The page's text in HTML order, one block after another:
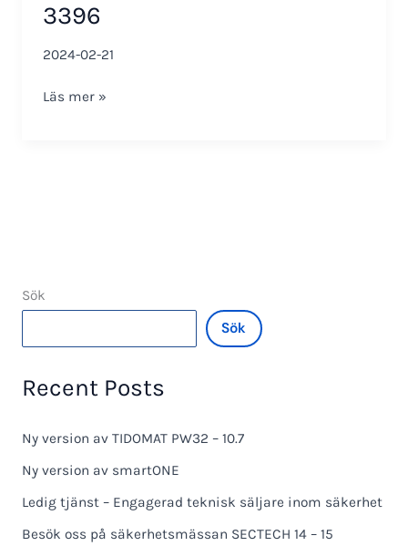
3396
2024-02-21
Installationsanvisning
Läs mer »
Sök
Sök
Recent Posts
Ny version av TIDOMAT PW32 – 10.7
Ny version av smartONE
Ledig tjänst – Engagerad teknisk säljare inom säkerhet
Besök oss på säkerhetsmässan SECTECH 14 – 15